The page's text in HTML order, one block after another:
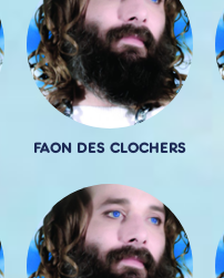
FAON DES CLOCHERS